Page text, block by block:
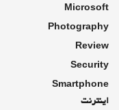
Microsoft
Photography
Review
Security
Smartphone
اینترنت